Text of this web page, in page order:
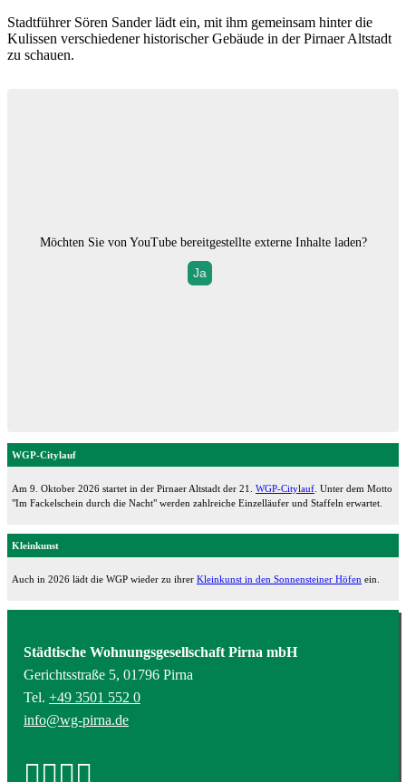
Stadtführer Sören Sander lädt ein, mit ihm gemeinsam hinter die
Kulissen verschiedener historischer Gebäude in der Pirnaer Altstadt
zu schauen.
Möchten Sie von YouTubebereitgestellte externe Inhalte laden?
Ja
WGP-Citylauf
Am 9. Oktober 2026 startet in der Pirnaer Altstadt der 21. WGP-Citylauf . Unter dem Motto
"Im Fackelschein durch die Nacht" werden zahlreiche Einzelläufer und Staffeln erwartet.
Kleinkunst
Auch in 2026 lädt die WGP wieder zu ihrer Kleinkunst in den Sonnensteiner Höfen ein.
Städtische Wohnungsgesellschaft Pirna mbH
Gerichtsstraße 5, 01796 Pirna
Tel. +49 3501 552 0
info@wg-pirna.de